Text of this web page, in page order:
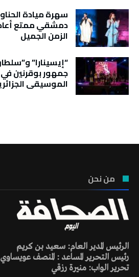
سهرة ميادة
دمشقي ممتع أعاد
الزمن الجميل
“إيسينارا”
جمهور بوقرنين
الموسيقى
من نحن
الرئيس المدير العام: سعيد بن كريم
رئيس التحرير المساعد : المنصف عويساوي
تحرير الواب: منيرة رزقي